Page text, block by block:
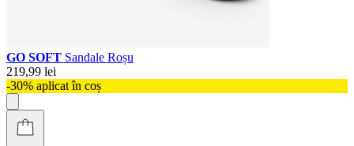
GO SOFT Sandale Roșu
219,99 lei
-30% aplicat în coș